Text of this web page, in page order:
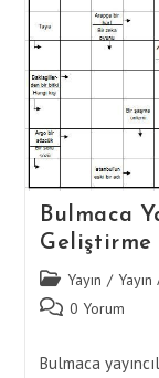
Bulmaca
Geliştirme
Post
category:
Yayın / Yayın
Post 0 Yorum
Bulmaca